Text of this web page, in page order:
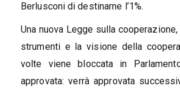
Berlusconi di destinarne l’1%.
Una nuova Legge sulla
strumenti e la visione della
volte viene bloccata in
approvata: verrà approvata